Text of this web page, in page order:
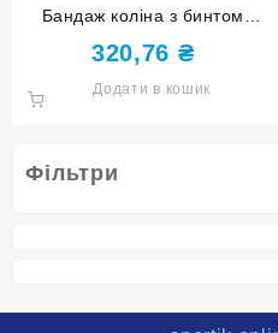
Фільтри
Бандаж коліна з бинтом
чорно-оранжевий розмір XL
ST-960-XL
320,76 ₴
Додати в кошик